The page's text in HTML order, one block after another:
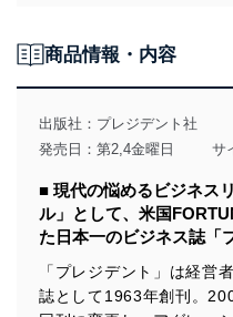
その他の規範を遵守しま
に、これらの法令及びそ
す。
当社は、個人情報の正
に、下記セキュリティ対
正に努めます。
アクセス制御
商品情報・内容
出版社： プレジデント社
発売日：第2,4金曜日
サ
■ 現代の悩めるビジネス
ル」として、米国
た日本一のビジネス誌「
「プレジデント」は経営
誌として1963年創刊。